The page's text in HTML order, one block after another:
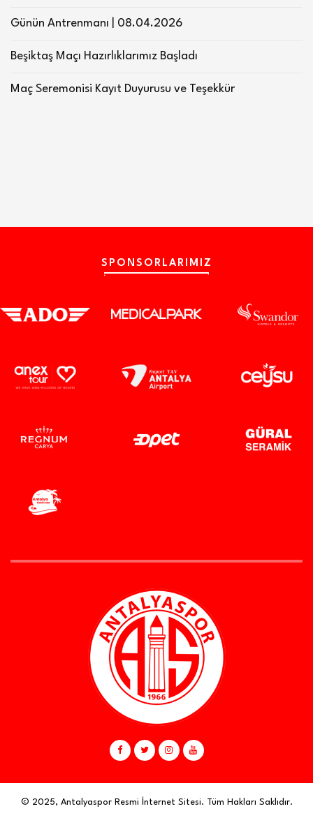
Günün Antrenmanı | 08.04.2026
Beşiktaş Maçı Hazırlıklarımız Başladı
Maç Seremonisi Kayıt Duyurusu ve Teşekkür
SPONSORLARIMIZ
© 2025, Antalyaspor Resmi İnternet Sitesi. Tüm Hakları Saklıdır.